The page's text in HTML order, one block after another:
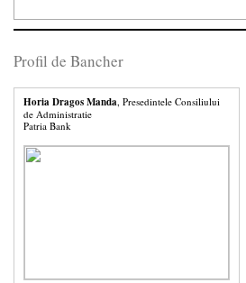
Profil de Bancher
Horia Dragos Manda , Presedintele Consiliului
de Administratie
Patria Bank